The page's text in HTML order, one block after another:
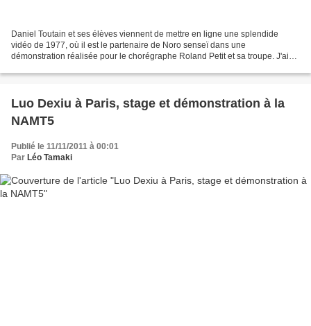
Daniel Toutain et ses élèves viennent de mettre en ligne une splendide
vidéo de 1977, où il est le partenaire de Noro senseï dans une
démonstration réalisée pour le chorégraphe Roland Petit et sa troupe. J'ai
Luo Dexiu à Paris, stage et démonstration à la
NAMT5
Publié le 11/11/2011 à 00:01
Par Léo Tamaki